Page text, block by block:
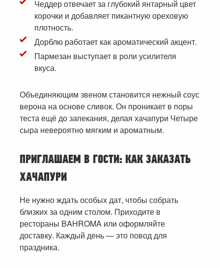
Чеддер отвечает за глубокий янтарный цвет
корочки и добавляет пикантную ореховую
плотность.
Дорблю работает как ароматический акцент.
Пармезан выступает в роли усилителя
вкуса.
Объединяющим звеном становится нежный соус
верона на основе сливок. Он проникает в поры
теста ещё до запекания, делая хачапури Четыре
сыра невероятно мягким и ароматным.
ПРИГЛАШАЕМ В ГОСТИ: КАК ЗАКАЗАТЬ
ХАЧАПУРИ
Не нужно ждать особых дат, чтобы собрать
близких за одним столом. Приходите в
рестораны BAHROMA или оформляйте
доставку. Каждый день — это повод для
праздника.